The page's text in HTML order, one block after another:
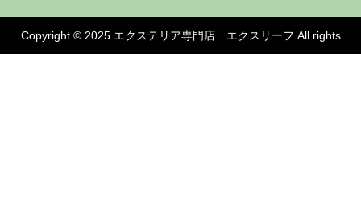
Copyright © 2025 エクステリア専門店 エクスリーフ All rights